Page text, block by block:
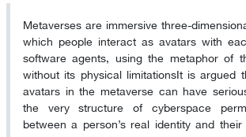
Metaverses are immersive three-
which people interact as avatars with
software agents, using the metaphor of
without its physical limitationsIt is argued
avatars in the metaverse can have
the very structure of cyberspace
between a person’s real identity and